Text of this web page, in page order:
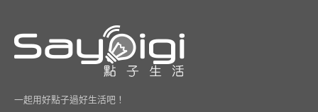
一起用好點子過好生活吧！